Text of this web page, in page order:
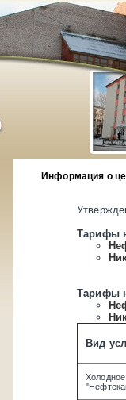
Информация о
Тарифы
Тарифы
Вид